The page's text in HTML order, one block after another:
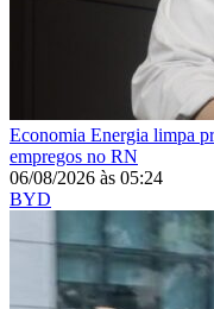
Economia Energia limpa
empregos no RN
06/08/2026 às 05:24
BYD